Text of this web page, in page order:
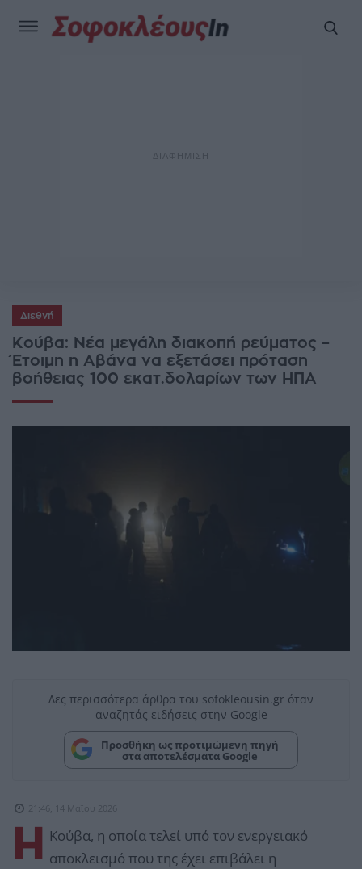
Διεθνή
Κούβα: Νέα μεγάλη διακοπή ρεύματος –
Έτοιμη η Αβάνα να εξετάσει πρόταση
βοήθειας 100 εκατ.δολαρίων των ΗΠΑ
Δες περισσότερα άρθρα του sofokleousin.gr όταν
αναζητάς ειδήσεις στην Google
Προσθήκη ως προτιμώμενη πηγή
στα αποτελέσματα Google
21:46, 14 Μαΐου 2026
Η
Κούβα, η οποία τελεί υπό τον ενεργειακό
αποκλεισμό που της έχει επιβάλει η